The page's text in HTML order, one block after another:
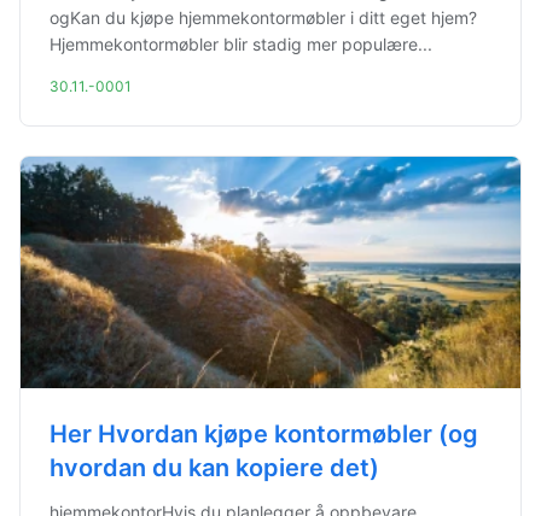
ogKan du kjøpe hjemmekontormøbler i ditt eget hjem?
Hjemmekontormøbler blir stadig mer populære...
30.11.-0001
Her Hvordan kjøpe kontormøbler (og
hvordan du kan kopiere det)
hjemmekontorHvis du planlegger å oppbevare